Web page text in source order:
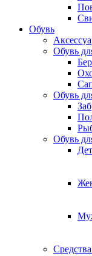
Обувь
Обувь
Обувь
Обувь